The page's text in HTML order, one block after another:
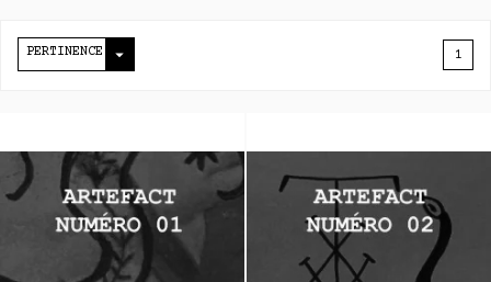
PERTINENCE  1